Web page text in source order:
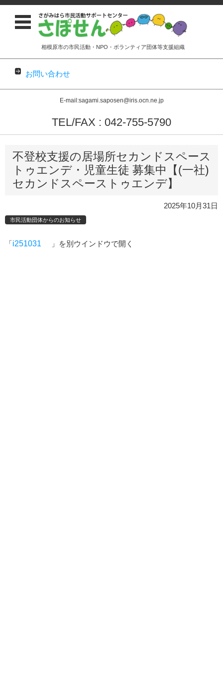
相模原市の市民活動・NPO・ボランティア団体等支援組織
お問い合わせ
E-mail:sagami.saposen@iris.ocn.ne.jp
TEL/FAX : 042-755-5790
コンテンツに移動
不登校支援の居場所セカンドスペース
トゥエンデ・児童生徒 募集中【(一社)
セカンドスペーストゥエンデ】
2025年10月31日
市民活動団体からのお知らせ
「i251031 」を別ウインドウで開く